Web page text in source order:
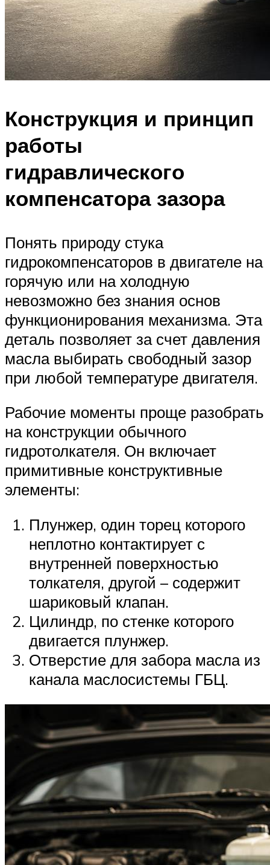
Конструкция и принцип
работы
гидравлического
компенсатора зазора
Понять природу стука
гидрокомпенсаторов в двигателе на
горячую или на холодную
невозможно без знания основ
функционирования механизма. Эта
деталь позволяет за счет давления
масла выбирать свободный зазор
при любой температуре двигателя.
Рабочие моменты проще разобрать
на конструкции обычного
гидротолкателя. Он включает
примитивные конструктивные
элементы:
Плунжер, один торец которого
неплотно контактирует с
внутренней поверхностью
толкателя, другой – содержит
шариковый клапан.
Цилиндр, по стенке которого
двигается плунжер.
Отверстие для забора масла из
канала маслосистемы ГБЦ.